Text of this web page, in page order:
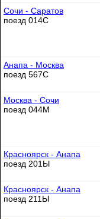
Сочи - Саратов
поезд 014С
Анапа - Москва
поезд 567С
Москва - Сочи
поезд 044М
Красноярск - Анапа
поезд 201Ы
Красноярск - Анапа
поезд 211Ы